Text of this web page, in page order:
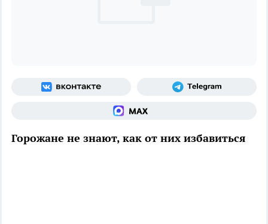
Горожане не знают, как от них избавиться